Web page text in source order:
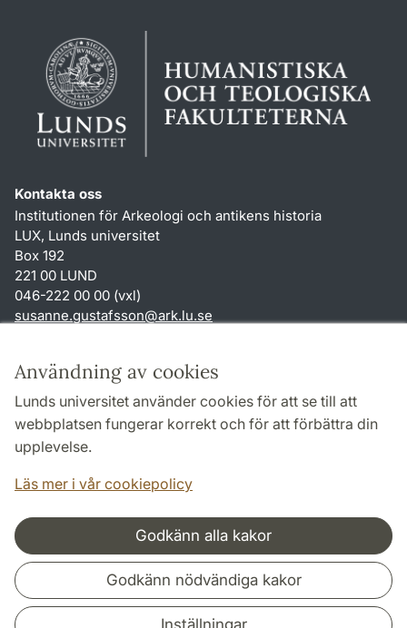
Användning av cookies
Lunds universitet använder cookies för att se till att
webbplatsen fungerar korrekt och för att förbättra din
upplevelse.
Läs mer i vår cookiepolicy
Godkänn alla kakor
Godkänn nödvändiga kakor
Inställningar
Kontakta oss
Institutionen för Arkeologi och antikens historia
LUX, Lunds universitet
Box 192
221 00 LUND
046-222 00 00 (vxl)
susanne.gustafsson@ark.lu.se
Genvägar
Om webbplatsen och cookies
Behandling av personuppgifter
Tillgänglighetsredogörelse
Samarbeten och nätverk